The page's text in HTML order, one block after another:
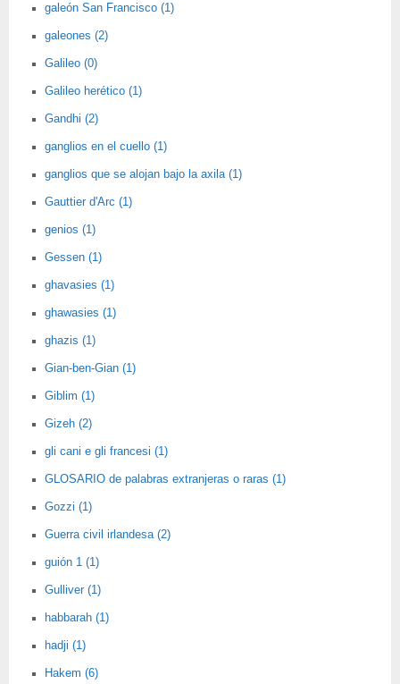
galeón San Francisco (1)
galeones (2)
Galileo (0)
Galileo herético (1)
Gandhi (2)
ganglios en el cuello (1)
ganglios que se alojan bajo la axila (1)
Gauttier d'Arc (1)
genios (1)
Gessen (1)
ghavasies (1)
ghawasies (1)
ghazis (1)
Gian-ben-Gian (1)
Giblim (1)
Gizeh (2)
gli cani e gli francesi (1)
GLOSARIO de palabras extranjeras o raras (1)
Gozzi (1)
Guerra civil irlandesa (2)
guión 1 (1)
Gulliver (1)
habbarah (1)
hadji (1)
Hakem (6)